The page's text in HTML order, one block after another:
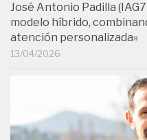
José Antonio Padilla
modelo híbrido,
atención personalizada»
13/04/2026